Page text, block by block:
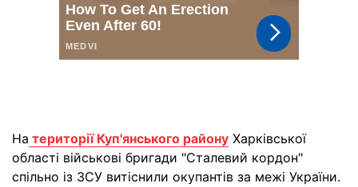
На території Куп'янського району Харківської
області військові бригади "Сталевий кордон"
спільно із ЗСУ витіснили окупантів за межі України.